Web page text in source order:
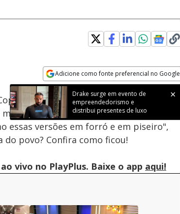
Adicione como fonte preferencial no Google
Opens in new window
Velocidade
(RJ) no início deste mês,
Desta vez, Solange Almeida fez o
essas versões em forró e em piseiro",
do povo? Confira como ficou!
vivo no PlayPlus. Baixe o app aqui!